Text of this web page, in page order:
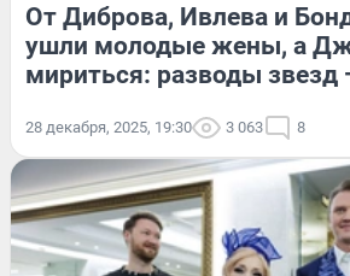
От Диброва, Ивлева и
ушли молодые жены, а
мириться: разводы звезд
28 декабря, 2025, 19:30 3 063 8